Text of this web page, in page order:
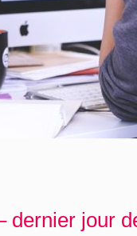
dernier jour